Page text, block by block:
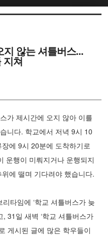
지 않는 셔틀버스...
지쳐
가 제시간에 오지 않아 이를
니다. 학교에서 저녁 9시 10
에 9시 20분에 도착하기로
운행이 미뤄지거나 운행되지
에 떨며 기다려야 했습니다.
타임에 ‘학교 셔틀버스가 늦
31일 새벽 ‘학교 셔틀버스가
게시된 글에 많은 학우들이
치북5
치북5